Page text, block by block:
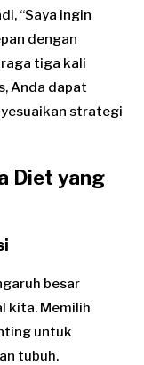
“Saya ingin
dengan
tiga kali
Anda dapat
strategi
Diet yang
besar
kita. Memilih
untuk
tubuh.